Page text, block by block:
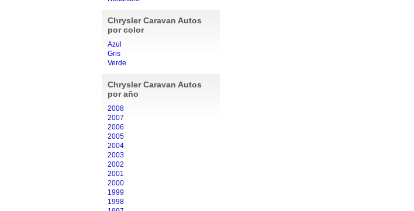
Chrysler Caravan Autos
por color
Azul
Gris
Verde
Chrysler Caravan Autos
por año
2008
2007
2006
2005
2004
2003
2002
2001
2000
1999
1998